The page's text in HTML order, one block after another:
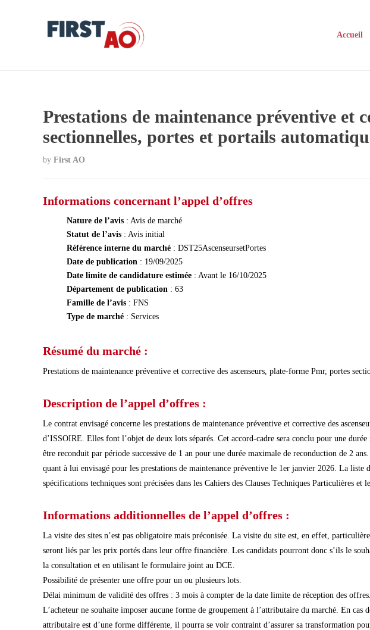
Accueil
Prestations de maintenance préventive et
sectionnelles, portes et portails
by First AO
Informations concernant l’appel d’offres
Nature de l’avis : Avis de marché
Statut de l’avis : Avis initial
Référence interne du marché : DST25AscenseursetPortes
Date de publication : 19/09/2025
Date limite de candidature estimée : Avant le 16/10/2025
Département de publication : 63
Famille de l’avis : FNS
Type de marché : Services
Résumé du marché :
Prestations de maintenance préventive et corrective des ascenseurs, plate-forme Pmr, portes
Description de l’appel d’offres :
Le contrat envisagé concerne les prestations de maintenance préventive et corrective des
d’ISSOIRE. Elles font l’objet de deux lots séparés. Cet accord-cadre sera conclu pour une
être reconduit par période successive de 1 an pour une durée maximale de reconduction de 2
quant à lui envisagé pour les prestations de maintenance préventive le 1er janvier 2026. La
spécifications techniques sont précisées dans les Cahiers des Clauses Techniques Particulières et
Informations additionnelles de l’appel d’offres :
La visite des sites n’est pas obligatoire mais préconisée. La visite du site est, en effet,
seront liés par les prix portés dans leur offre financière. Les candidats pourront donc s’ils le
la consultation et en utilisant le formulaire joint au DCE.
Possibilité de présenter une offre pour un ou plusieurs lots.
Délai minimum de validité des offres : 3 mois à compter de la date limite de réception des offres.
L’acheteur ne souhaite imposer aucune forme de groupement à l’attributaire du marché. En
attributaire est d’une forme différente, il pourra se voir contraint d’assurer sa transformation